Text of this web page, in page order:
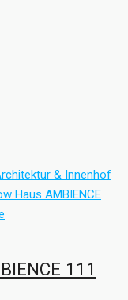
111